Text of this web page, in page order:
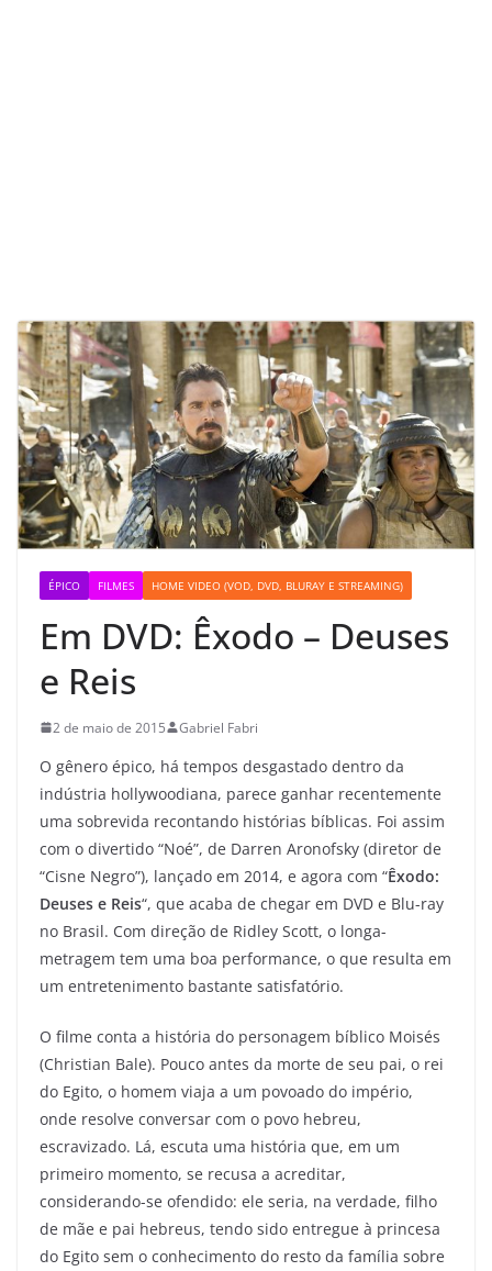
ÉPICO FILMES HOME VIDEO (VOD, DVD, BLURAY E STREAMING)
Em DVD: Êxodo – Deuses
e Reis
2 de maio de 2015 Gabriel Fabri
O gênero épico, há tempos desgastado dentro da
indústria hollywoodiana, parece ganhar recentemente
uma sobrevida recontando histórias bíblicas. Foi assim
com o divertido “Noé”, de Darren Aronofsky (diretor de
“Cisne Negro”), lançado em 2014, e agora com “Êxodo:
Deuses e Reis“, que acaba de chegar em DVD e Blu-ray
no Brasil. Com direção de Ridley Scott, o longa-
metragem tem uma boa performance, o que resulta em
um entretenimento bastante satisfatório.
O filme conta a história do personagem bíblico Moisés
(Christian Bale). Pouco antes da morte de seu pai, o rei
do Egito, o homem viaja a um povoado do império,
onde resolve conversar com o povo hebreu,
escravizado. Lá, escuta uma história que, em um
primeiro momento, se recusa a acreditar,
considerando-se ofendido: ele seria, na verdade, filho
de mãe e pai hebreus, tendo sido entregue à princesa
do Egito sem o conhecimento do resto da família sobre